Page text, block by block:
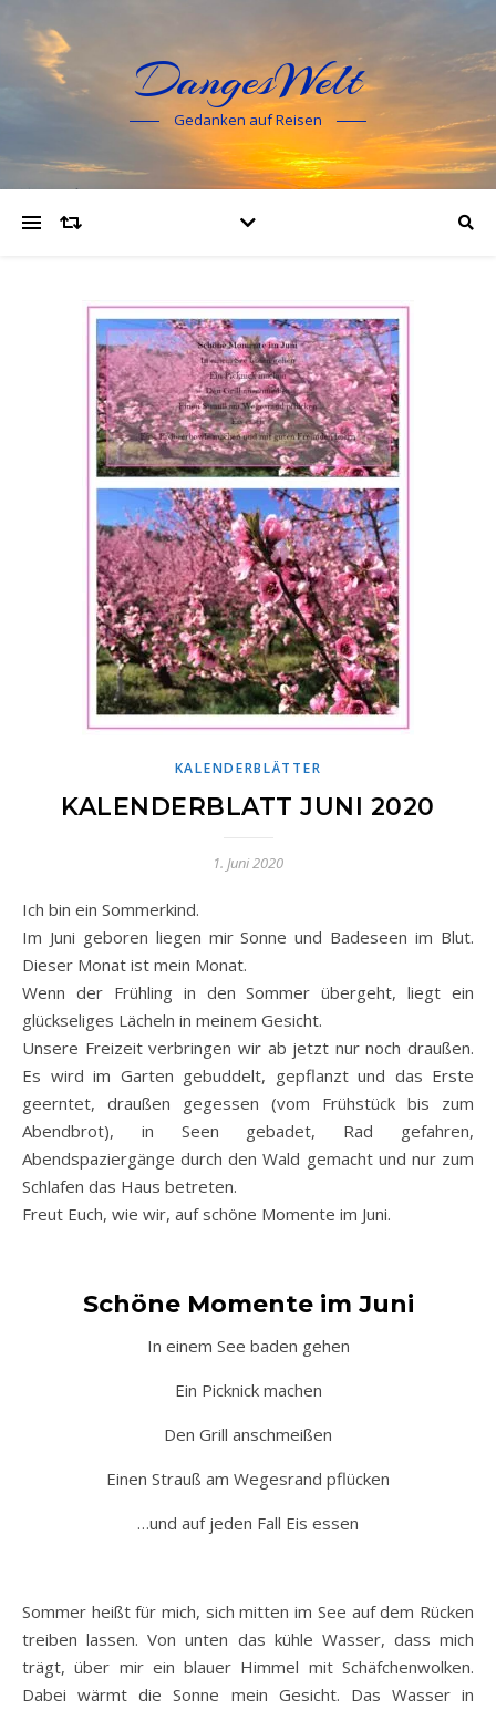
DangesWelt
Gedanken auf Reisen
KALENDERBLÄTTER
KALENDERBLATT JUNI 2020
1. Juni 2020
Ich bin ein Sommerkind.
Im Juni geboren liegen mir Sonne und Badeseen im Blut.
Dieser Monat ist mein Monat.
Wenn der Frühling in den Sommer übergeht, liegt ein
glückseliges Lächeln in meinem Gesicht.
Unsere Freizeit verbringen wir ab jetzt nur noch draußen.
Es wird im Garten gebuddelt, gepflanzt und das Erste
geerntet, draußen gegessen (vom Frühstück bis zum
Abendbrot), in Seen gebadet, Rad gefahren,
Abendspaziergänge durch den Wald gemacht und nur zum
Schlafen das Haus betreten.
Freut Euch, wie wir, auf schöne Momente im Juni.
Schöne Momente im Juni
In einem See baden gehen
Ein Picknick machen
Den Grill anschmeißen
Einen Strauß am Wegesrand pflücken
…und auf jeden Fall Eis essen
Sommer heißt für mich, sich mitten im See auf dem Rücken
treiben lassen. Von unten das kühle Wasser, dass mich
trägt, über mir ein blauer Himmel mit Schäfchenwolken.
Dabei wärmt die Sonne mein Gesicht. Das Wasser in